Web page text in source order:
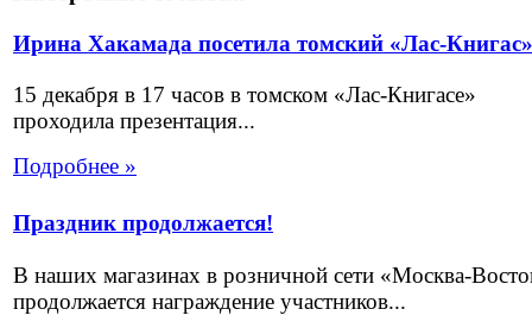
Ирина Хакамада посетила томский «Лас-Книгас»
15 декабря в 17 часов в томском «Лас-Книгасе»
проходила презентация...
Подробнее »
Праздник продолжается!
В наших магазинах в розничной сети «Москва-
продолжается награждение участников...